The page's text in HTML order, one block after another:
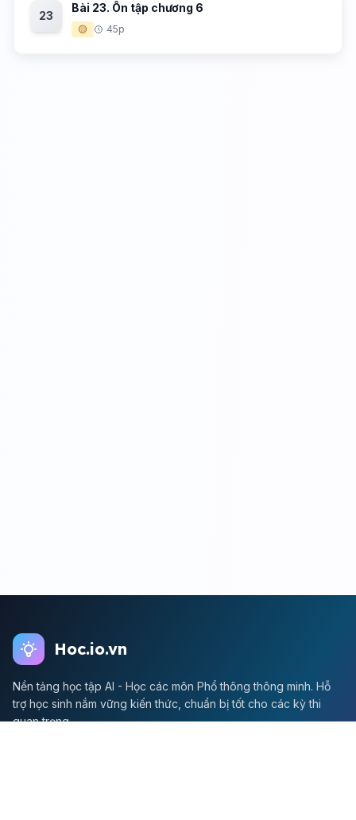
23
Bài 23. Ôn tập chương 6
🟡 45p
Hoc.io.vn
Nền tảng học tập AI - Học các môn Phổ thông thông minh. Hỗ
trợ học sinh nắm vững kiến thức, chuẩn bị tốt cho các kỳ thi
quan trọng.